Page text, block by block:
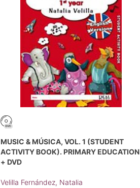
MUSIC & MÚSICA, VOL. 1 (STUDENT
ACTIVITY BOOK). PRIMARY EDUCATION
+ DVD
Velilla Fernández, Natalia